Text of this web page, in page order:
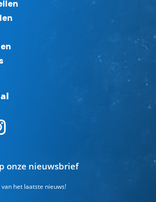
onze nieuwsbrief
het laatste nieuws!